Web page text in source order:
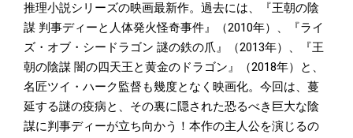
推理小説シリーズの映画最新作。過去には、『王朝の陰
謀 判事ディーと人体発火怪奇事件』（2010年）、『ライ
ズ・オブ・シードラゴン 謎の鉄の爪』（2013年）、『王
朝の陰謀 闇の四天王と黄金のドラゴン』（2018年）と、
名匠ツイ・ハーク監督も幾度となく映画化。今回は、蔓
延する謎の疫病と、その裏に隠された恐るべき巨大な陰
謀に判事ディーが立ち向かう！本作の主人公を演じるの